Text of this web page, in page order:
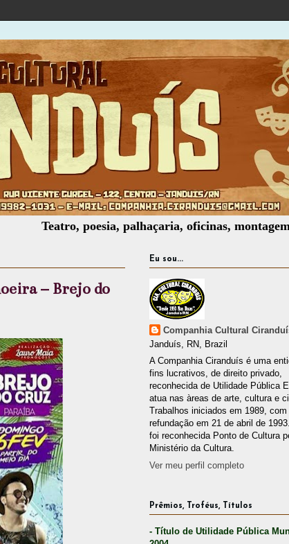
poesia, palhaçaria, oficinas, montagem de
– Brejo do
Eu sou...
Companhia Cultural
Janduís, RN, Brazil
A Companhia Ciranduís é uma
fins lucrativos, de direito privado,
reconhecida de Utilidade Pública
atua nas àreas de arte, cultura e
Trabalhos iniciados em 1989, com
refundação em 21 de abril de
foi reconhecida Ponto de Cultura
Ministério da Cultura.
Ver meu perfil completo
Prêmios, Troféus, Títulos
- Título de Utilidade Pública